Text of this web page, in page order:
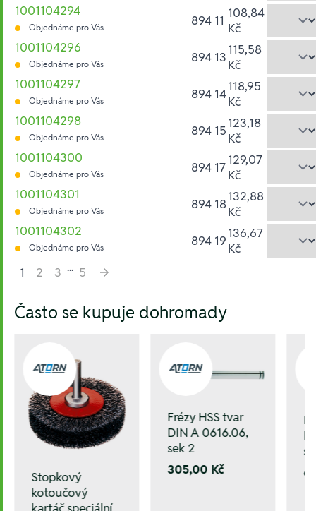
1001104294
Objednáme pro Vás 894 11 108,84
Kč
1001104296
Objednáme pro Vás 894 13115,58
Kč
1001104297
Objednáme pro Vás 894 14118,95
Kč
1001104298
Objednáme pro Vás 894 15123,18
Kč
1001104300
Objednáme pro Vás 894 17129,07
Kč
1001104301
Objednáme pro Vás 894 18132,88
Kč
1001104302
Objednáme pro Vás 894 19136,67
Kč
1
2 3 ... 5
Často se kupuje dohromady
Stopkový
kotoučový
Frézy HSS tvar
DIN A 0616.06,
sek 2
305,00 Kč